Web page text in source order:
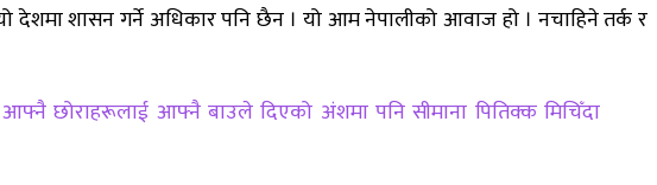
शासन गर्ने अधिकार पनि छैन । यो आम नेपालीको आवाज हो । नचाहिने तर्क र
आफ्नै छोराहरूलाई आफ्नै बाउले दिएको अंशमा पनि सीमाना पितिक्क मिचिँदा